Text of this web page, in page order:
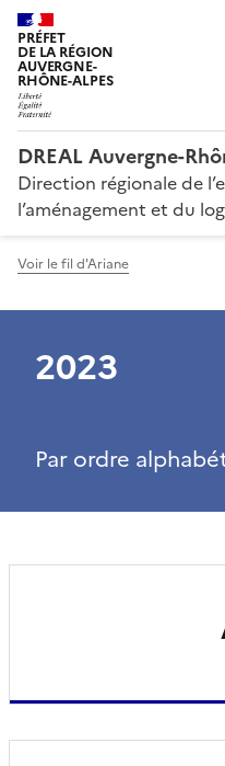
PRÉFET
DE LA RÉGION
AUVERGNE-
RHÔNE-ALPES
DREAL Auvergne-
Direction régionale de
l’aménagement et du
Voir le fil d'Ariane
2023
Par ordre